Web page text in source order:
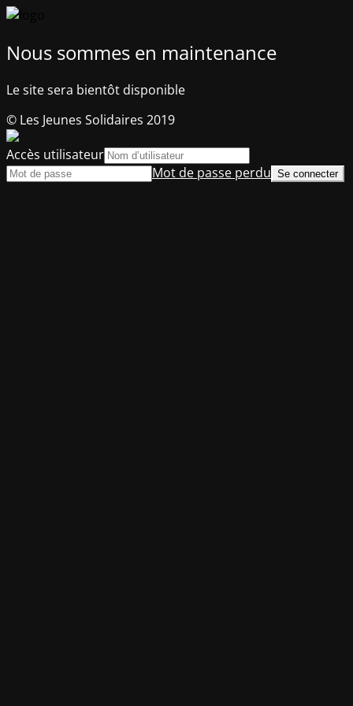
Nous sommes en maintenance
Le site sera bientôt disponible
© Les Jeunes Solidaires 2019
Accès utilisateur
Mot de passe perdu